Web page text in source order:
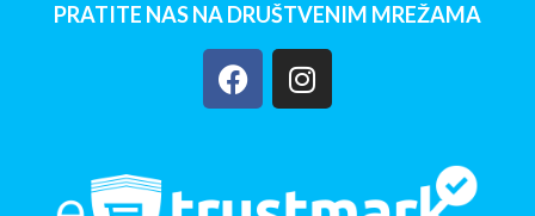
PRATITE NAS NA DRUŠTVENIM MREŽAMA